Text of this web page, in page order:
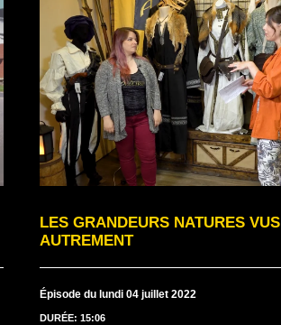
LES GRANDEURS NATURES VUS
AUTREMENT
Épisode du lundi 04 juillet 2022
DURÉE: 15:06